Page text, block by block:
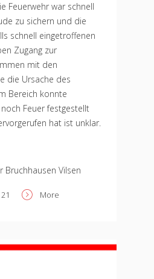
Feuerwehr war schnell
zu sichern und die
schnell eingetroffenen
Zugang zur
mit den
die Ursache des
Bereich konnte
Feuer festgestellt
hat ist unklar.
Bruchhausen Vilsen
More